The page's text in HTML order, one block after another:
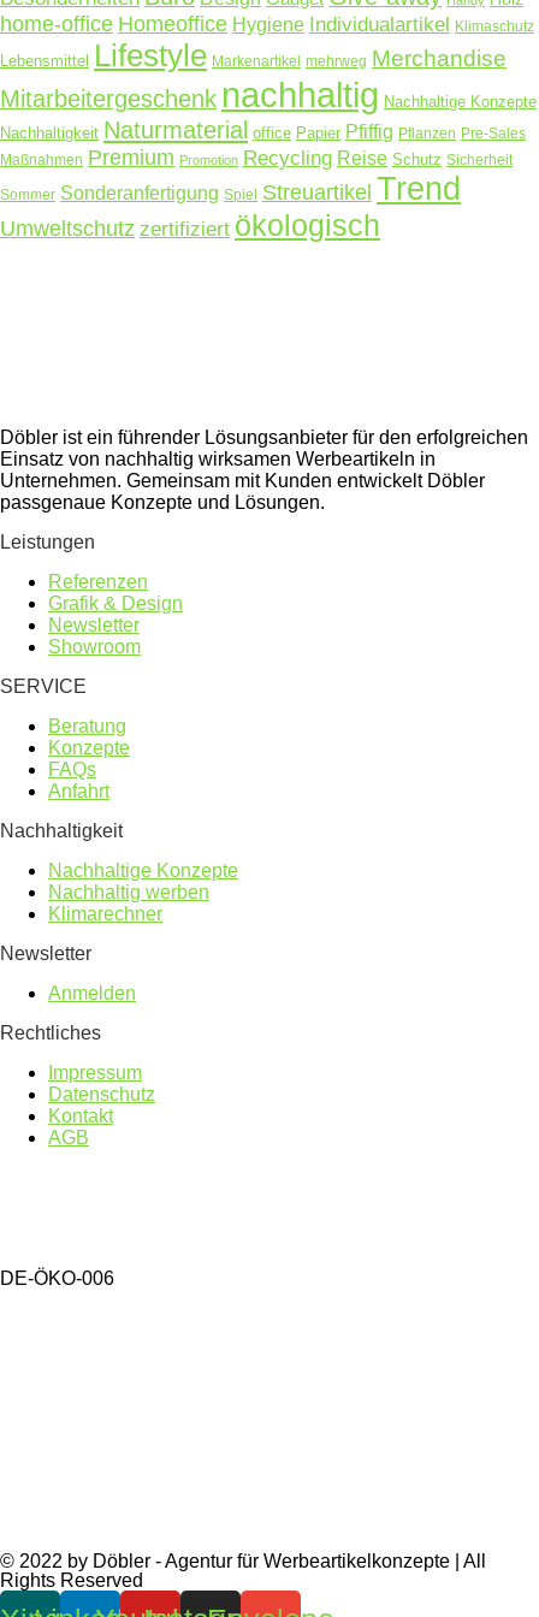
home-office Homeoffice Hygiene Individualartikel Klimaschutz
Lebensmittel Lifestyle Markenartikel mehrweg Merchandise
Mitarbeitergeschenk nachhaltig Nachhaltige Konzepte
Nachhaltigkeit Naturmaterial office Papier Pfiffig Pflanzen Pre-Sales
Maßnahmen Premium Promotion Recycling Reise Schutz Sicherheit
Sommer Sonderanfertigung Spiel Streuartikel Trend
Umweltschutz zertifiziert ökologisch
Döbler ist ein führender Lösungsanbieter für den erfolgreichen
Einsatz von nachhaltig wirksamen Werbeartikeln in
Unternehmen. Gemeinsam mit Kunden entwickelt Döbler
passgenaue Konzepte und Lösungen.
Leistungen
Referenzen
Grafik & Design
Newsletter
Showroom
SERVICE
Beratung
Konzepte
FAQs
Anfahrt
Nachhaltigkeit
Nachhaltige Konzepte
Nachhaltig werben
Klimarechner
Newsletter
Anmelden
Rechtliches
Impressum
Datenschutz
Kontakt
AGB
DE-ÖKO-006
© 2022 by Döbler - Agentur für Werbeartikelkonzepte | All
Rights Reserved